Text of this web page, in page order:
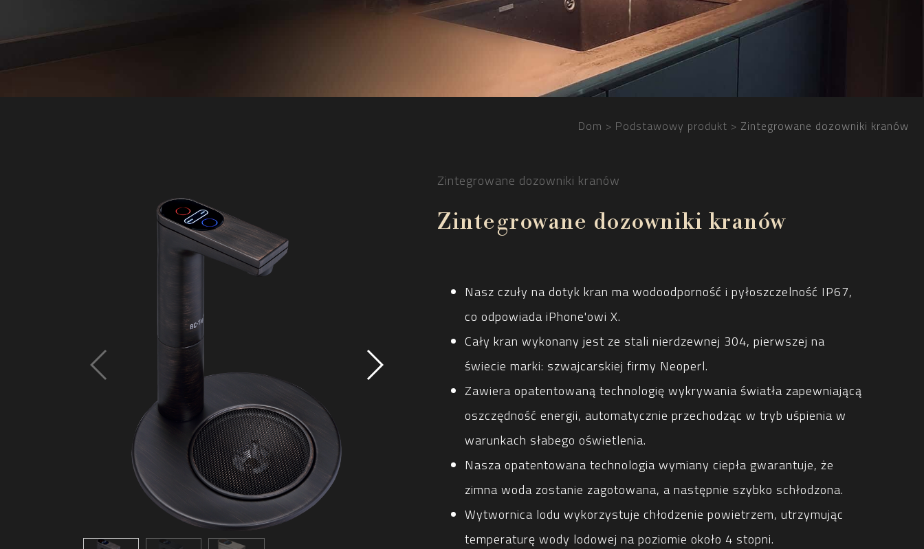
Dom Podstawowy produkt Zintegrowane dozowniki kranów
Zintegrowane dozowniki kranów
Zintegrowane dozowniki kranów
Nasz czuły na dotyk kran ma wodoodporność i pyłoszczelność IP67,
co odpowiada iPhone'owi X.
Cały kran wykonany jest ze stali nierdzewnej 304, pierwszej na
świecie marki: szwajcarskiej firmy Neoperl.
Zawiera opatentowaną technologię wykrywania światła zapewniającą
oszczędność energii, automatycznie przechodząc w tryb uśpienia w
warunkach słabego oświetlenia.
Nasza opatentowana technologia wymiany ciepła gwarantuje, że
zimna woda zostanie zagotowana, a następnie szybko schłodzona.
Wytwornica lodu wykorzystuje chłodzenie powietrzem, utrzymując
temperaturę wody lodowej na poziomie około 4 stopni.